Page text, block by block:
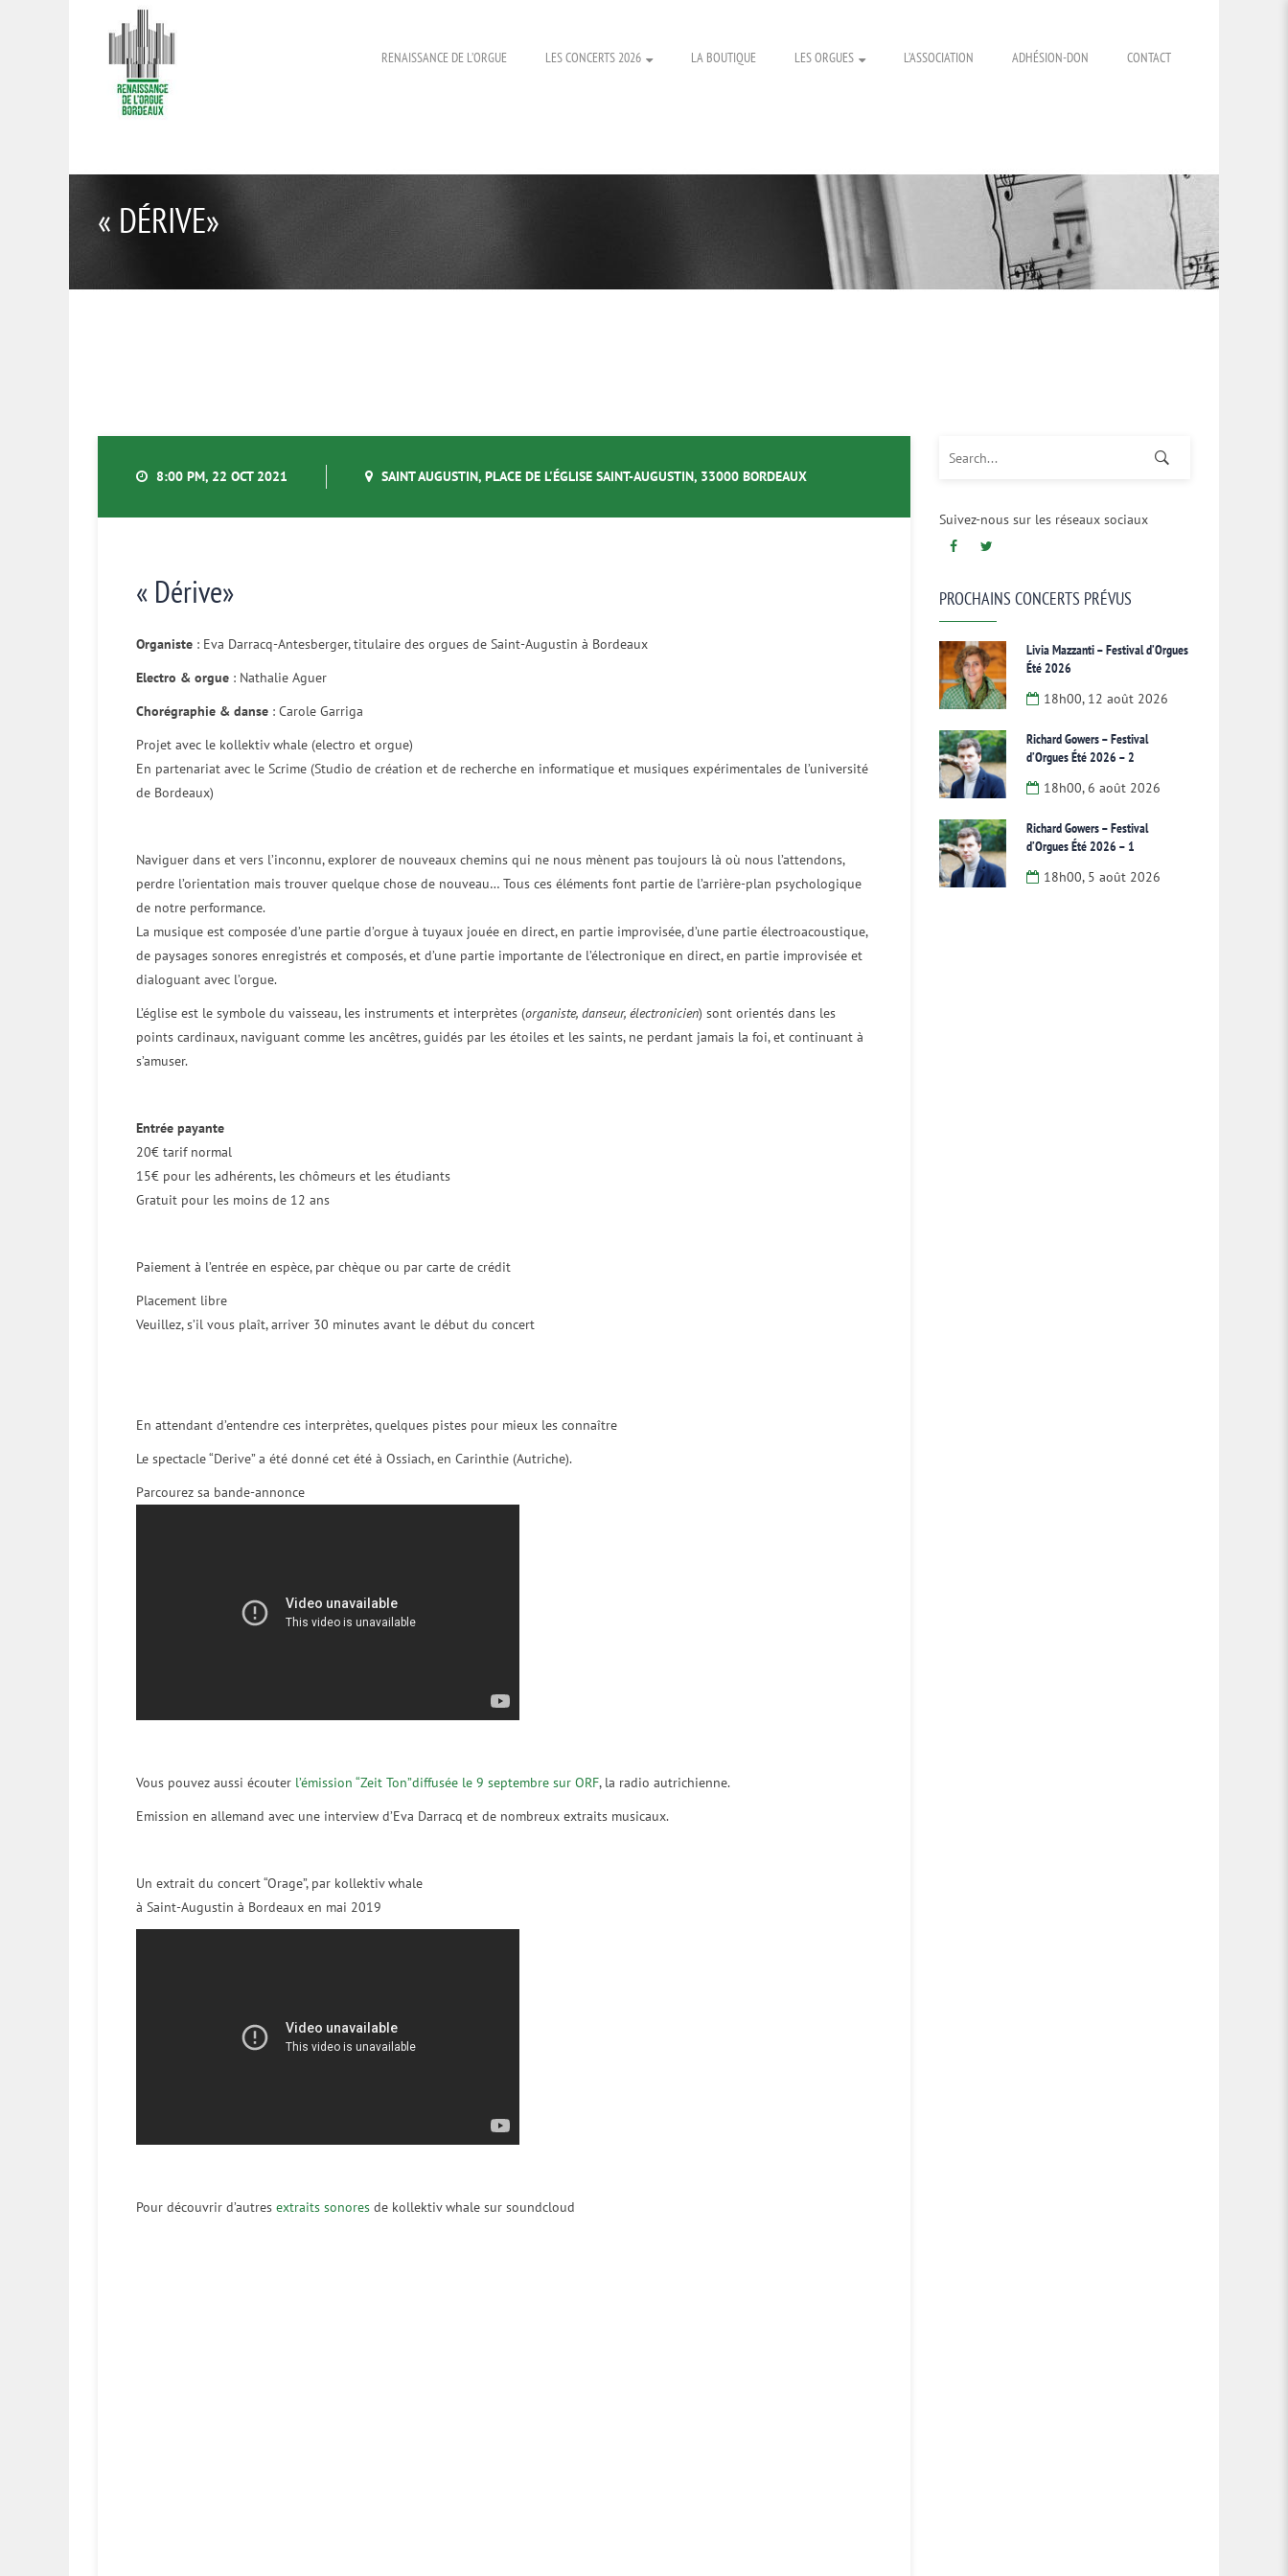
RENAISSANCE DE L’ORGUE LES CONCERTS 2026 LA BOUTIQUE LES ORGUES L’ASSOCIATION ADHÉSION-DON CONTACT
« DÉRIVE»
8:00 PM, 22 OCT 2021 SAINT AUGUSTIN, PLACE DE L'ÉGLISE SAINT-AUGUSTIN, 33000 BORDEAUX
« Dérive»
Organiste : Eva Darracq-Antesberger, titulaire des orgues de Saint-Augustin à Bordeaux
Electro & orgue : Nathalie Aguer
Chorégraphie & danse : Carole Garriga
Projet avec le kollektiv whale (electro et orgue)
En partenariat avec le Scrime (Studio de création et de recherche en informatique et musiques expérimentales de l’université
de Bordeaux)
Naviguer dans et vers l’inconnu, explorer de nouveaux chemins qui ne nous mènent pas toujours là où nous l’attendons,
perdre l’orientation mais trouver quelque chose de nouveau… Tous ces éléments font partie de l’arrière-plan psychologique
de notre performance.
La musique est composée d’une partie d’orgue à tuyaux jouée en direct, en partie improvisée, d’une partie électroacoustique,
de paysages sonores enregistrés et composés, et d’une partie importante de l’électronique en direct, en partie improvisée et
dialoguant avec l’orgue.
L’église est le symbole du vaisseau, les instruments et interprètes (organiste, danseur, électronicien) sont orientés dans les
points cardinaux, naviguant comme les ancêtres, guidés par les étoiles et les saints, ne perdant jamais la foi, et continuant à
s’amuser.
Entrée payante
20€ tarif normal
15€ pour les adhérents, les chômeurs et les étudiants
Gratuit pour les moins de 12 ans
Paiement à l’entrée en espèce, par chèque ou par carte de crédit
Placement libre
Veuillez, s’il vous plaît, arriver 30 minutes avant le début du concert
En attendant d’entendre ces interprètes, quelques pistes pour mieux les connaître
Le spectacle “Derive” a été donné cet été à Ossiach, en Carinthie (Autriche).
Parcourez sa bande-annonce
Vous pouvez aussi écouter l’émission “Zeit Ton”diffusée le 9 septembre sur ORF, la radio autrichienne.
Emission en allemand avec une interview d’Eva Darracq et de nombreux extraits musicaux.
Un extrait du concert “Orage”, par kollektiv whale
à Saint-Augustin à Bordeaux en mai 2019
Pour découvrir d’autres extraits sonores de kollektiv whale sur soundcloud
Suivez-nous sur les réseaux sociaux
PROCHAINS CONCERTS PRÉVUS
Livia Mazzanti – Festival d’Orgues
Été 2026
18h00, 12 août 2026
Richard Gowers – Festival
d’Orgues Été 2026 – 2
18h00, 6 août 2026
Richard Gowers – Festival
d’Orgues Été 2026 – 1
18h00, 5 août 2026